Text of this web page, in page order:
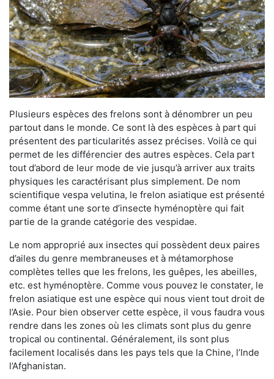
Plusieurs espèces des frelons sont à dénombrer un peu
partout dans le monde. Ce sont là des espèces à part qui
présentent des particularités assez précises. Voilà ce qui
permet de les différencier des autres espèces. Cela part
tout d’abord de leur mode de vie jusqu’à arriver aux traits
physiques les caractérisant plus simplement. De nom
scientifique vespa velutina, le frelon asiatique est présenté
comme étant une sorte d’insecte hyménoptère qui fait
partie de la grande catégorie des vespidae.
Le nom approprié aux insectes qui possèdent deux paires
d’ailes du genre membraneuses et à métamorphose
complètes telles que les frelons, les guêpes, les abeilles,
etc. est hyménoptère. Comme vous pouvez le constater, le
frelon asiatique est une espèce qui nous vient tout droit de
l’Asie. Pour bien observer cette espèce, il vous faudra vous
rendre dans les zones où les climats sont plus du genre
tropical ou continental. Généralement, ils sont plus
facilement localisés dans les pays tels que la Chine, l’Inde
l’Afghanistan.